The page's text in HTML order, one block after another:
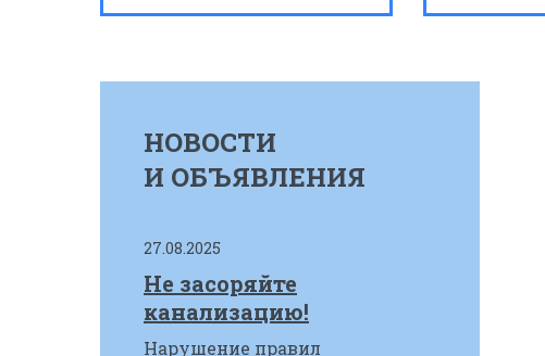
НОВОСТИ
И ОБЪЯВЛЕНИЯ
27.08.2025
Не засоряйте
канализацию!
Нарушение правил